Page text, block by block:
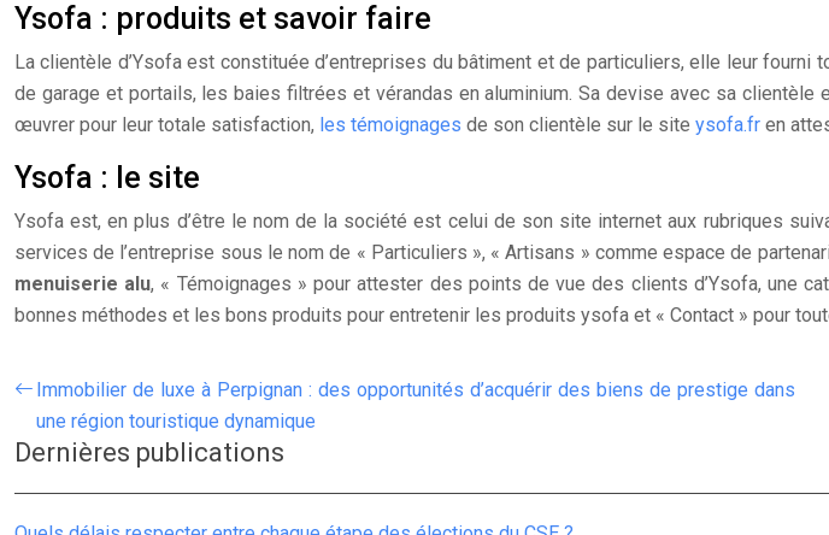
Ysofa : produits et savoir faire
La clientèle d’Ysofa est constituée d’entreprises du bâtiment et de particuliers, elle leur
de garage et portails, les baies filtrées et vérandas en aluminium. Sa devise avec sa
œuvrer pour leur totale satisfaction, les témoignages de son clientèle sur le site ysofa.fr en
Ysofa : le site
Ysofa est, en plus d’être le nom de la société est celui de son site internet aux rubriques
services de l’entreprise sous le nom de « Particuliers », « Artisans » comme espace de
menuiserie alu, « Témoignages » pour attester des points de vue des clients d’Ysofa, une
bonnes méthodes et les bons produits pour entretenir les produits ysofa et « Contact » pour
Immobilier de luxe à Perpignan : des opportunités d’acquérir des biens de prestige dans
une région touristique dynamique
Dernières publications